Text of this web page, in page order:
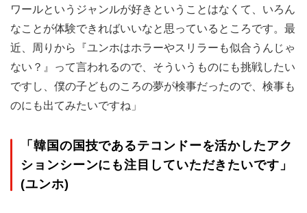
ワールというジャンルが好きということはなくて、いろん
なことが体験できればいいなと思っているところです。最
近、周りから『ユンホはホラーやスリラーも似合うんじゃ
ない？』って言われるので、そういうものにも挑戦したい
ですし、僕の子どものころの夢が検事だったので、検事も
のにも出てみたいですね」
「韓国の国技であるテコンドーを活かしたアク
ションシーンにも注目していただきたいです」
(ユンホ)